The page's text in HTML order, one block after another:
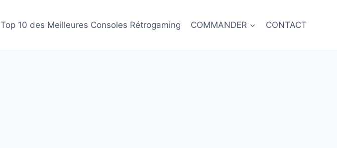
Top 10 des Meilleures Consoles Rétrogaming COMMANDER CONTACT